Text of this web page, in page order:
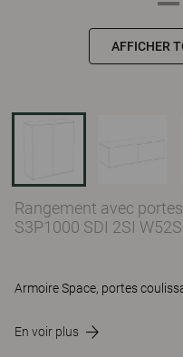
AFFICHER
Rangement avec
S3P1000 SDI 2SI
Armoire Space, portes
En voir plus